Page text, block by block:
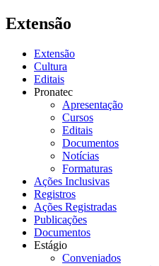
Extensão
Extensão
Cultura
Editais
Pronatec
Apresentação
Cursos
Editais
Documentos
Notícias
Formaturas
Ações Inclusivas
Registros
Ações Registradas
Publicações
Documentos
Estágio
Conveniados